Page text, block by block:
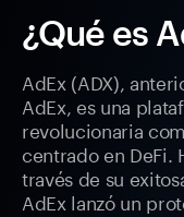
¿Qué es
AdEx (ADX),
AdEx, es una
revolucionaria
centrado en DeFi.
través de su
AdEx lanzó un